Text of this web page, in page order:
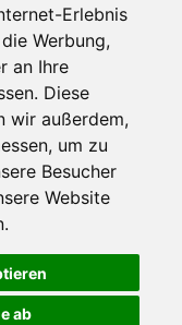
Erlebnis
Werbung,
an Ihre
Diese
wir außerdem,
um zu
Besucher
Website
ab